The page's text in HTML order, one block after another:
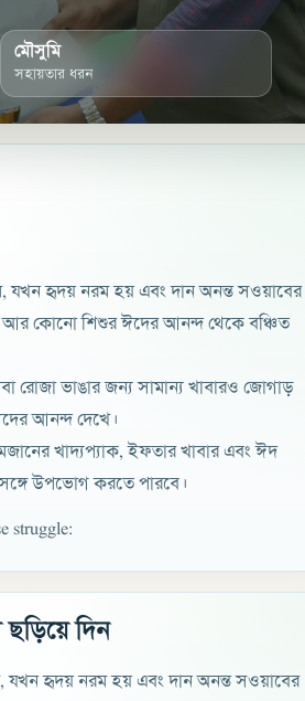
মৌসুমি
সহায়তার ধরন
যখন হৃদয় নরম হয় এবং দান অনন্ত সওয়াবের
আর কোনো শিশুর ঈদের আনন্দ থেকে বঞ্চিত
রোজা ভাঙার জন্য সামান্য খাবারও জোগাড়
আনন্দ দেখে।
খাদ্যপ্যাক, ইফতার খাবার এবং ঈদ
উপভোগ করতে পারবে।
struggle:
দিন
হৃদয় নরম হয় এবং দান অনন্ত সওয়াবের